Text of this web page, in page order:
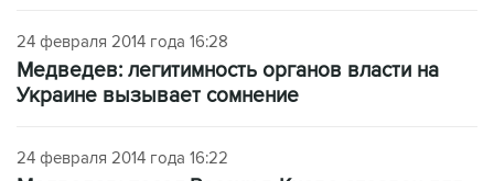
24 февраля 2014 года 16:28
Медведев: легитимность органов власти на
Украине вызывает сомнение
24 февраля 2014 года 16:22